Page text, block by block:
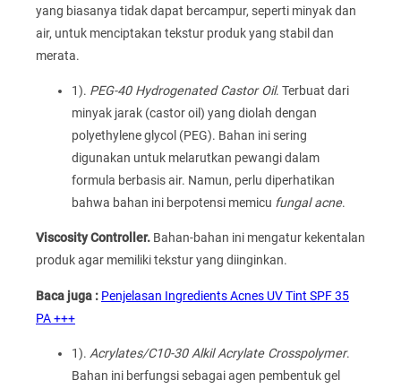
yang biasanya tidak dapat bercampur, seperti minyak dan
air, untuk menciptakan tekstur produk yang stabil dan
merata.
1). PEG-40 Hydrogenated Castor Oil. Terbuat dari
minyak jarak (castor oil) yang diolah dengan
polyethylene glycol (PEG). Bahan ini sering
digunakan untuk melarutkan pewangi dalam
formula berbasis air. Namun, perlu diperhatikan
bahwa bahan ini berpotensi memicu fungal acne.
Viscosity Controller. Bahan-bahan ini mengatur kekentalan
produk agar memiliki tekstur yang diinginkan.
Baca juga : Penjelasan Ingredients Acnes UV Tint SPF 35
PA +++
1). Acrylates/C10-30 Alkil Acrylate Crosspolymer.
Bahan ini berfungsi sebagai agen pembentuk gel